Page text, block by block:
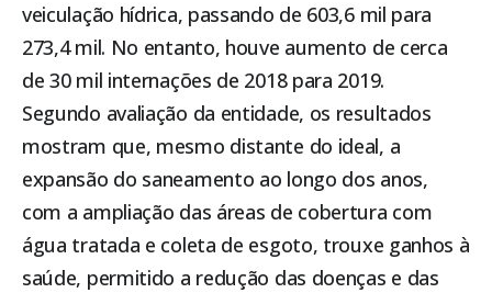
veiculação hídrica, passando de 603,6 mil para
273,4 mil. No entanto, houve aumento de cerca
de 30 mil internações de 2018 para 2019.
Segundo avaliação da entidade, os resultados
mostram que, mesmo distante do ideal, a
expansão do saneamento ao longo dos anos,
com a ampliação das áreas de cobertura com
água tratada e coleta de esgoto, trouxe ganhos à
saúde, permitido a redução das doenças e das